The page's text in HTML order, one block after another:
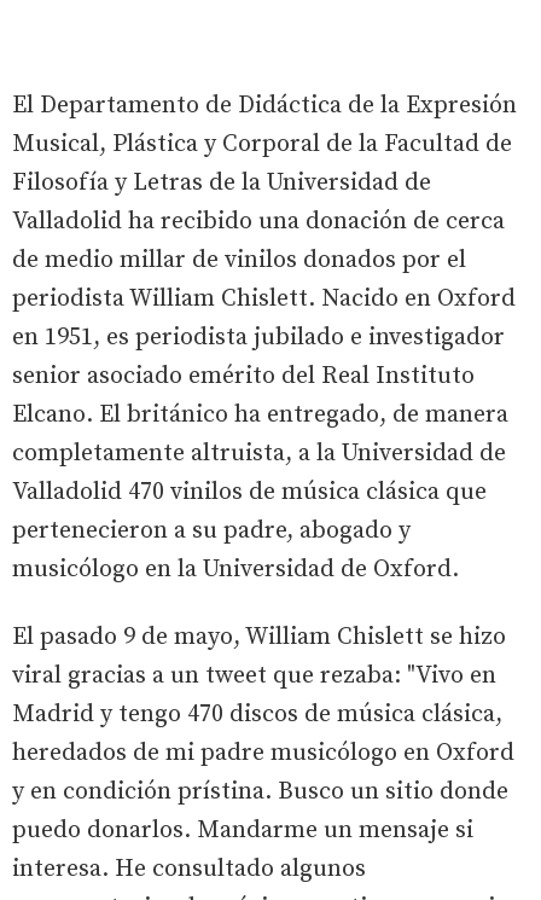
El Departamento de Didáctica de la Expresión
Musical, Plástica y Corporal de la Facultad de
Filosofía y Letras de la Universidad de
Valladolid ha recibido una donación de cerca
de medio millar de vinilos donados por el
periodista William Chislett. Nacido en Oxford
en 1951, es periodista jubilado e investigador
senior asociado emérito del Real Instituto
Elcano. El británico ha entregado, de manera
completamente altruista, a la Universidad de
Valladolid 470 vinilos de música clásica que
pertenecieron a su padre, abogado y
musicólogo en la Universidad de Oxford.
El pasado 9 de mayo, William Chislett se hizo
viral gracias a un tweet que rezaba: "Vivo en
Madrid y tengo 470 discos de música clásica,
heredados de mi padre musicólogo en Oxford
y en condición prístina. Busco un sitio donde
puedo donarlos. Mandarme un mensaje si
interesa. He consultado algunos